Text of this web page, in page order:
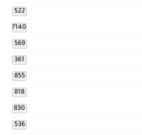
522
7140
569
361
855
818
830
536